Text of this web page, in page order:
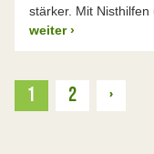
stärker. Mit
weiter ›
1 2 ›Weiter